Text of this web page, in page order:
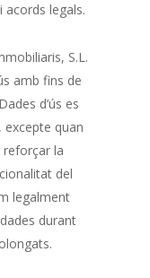
legals.
S.L.
amb fins de
d’ús es
quan
reforçar la
del
legalment
durant